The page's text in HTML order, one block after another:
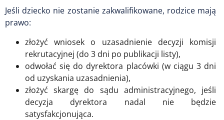
Jeśli dziecko nie zostanie zakwalifikowane, rodzice mają
prawo:
złożyć wniosek o uzasadnienie decyzji komisji
rekrutacyjnej (do 3 dni po publikacji listy),
odwołać się do dyrektora placówki (w ciągu 3 dni
od uzyskania uzasadnienia),
złożyć skargę do sądu administracyjnego, jeśli
decyzja dyrektora nadal nie będzie
satysfakcjonująca.